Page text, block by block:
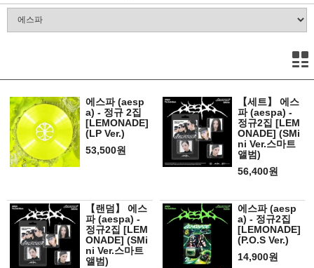
에스파 (aesp
a) - 정규 2집
[LEMONADE]
(LP Ver.)
53,500원
【세트】 에스
파 (aespa) -
정규2집 [LEM
ONADE] (SMi
ni Ver.스마트
앨범)
56,400원
【랜덤】 에스
파 (aespa) -
정규2집 [LEM
ONADE] (SMi
ni Ver.스마트
앨범)
에스파 (aesp
a) - 정규2집
[LEMONADE]
(P.O.S Ver.)
14,900원